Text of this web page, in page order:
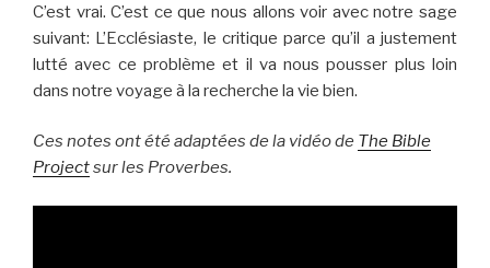
C’est vrai. C’est ce que nous allons voir avec notre sage
suivant: L’Ecclésiaste, le critique parce qu’il a justement
lutté avec ce problème et il va nous pousser plus loin
dans notre voyage à la recherche la vie bien.
Ces notes ont été adaptées de la vidéo de The Bible
Projectsur les Proverbes.